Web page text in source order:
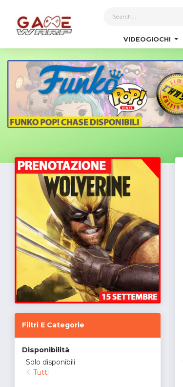
VIDEOGIOCHI
Filtri E Categorie
Disponibilità
Solo disponibili
Tutti